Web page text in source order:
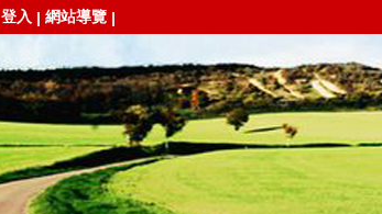
登入 | 網站導覽 |